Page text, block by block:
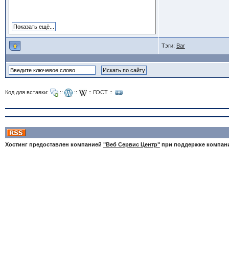
Тэги: Bar
Код для вставки: :: :: :: ГОСТ::
Хостинг предоставлен компанией "Веб Сервис Центр"при поддержке